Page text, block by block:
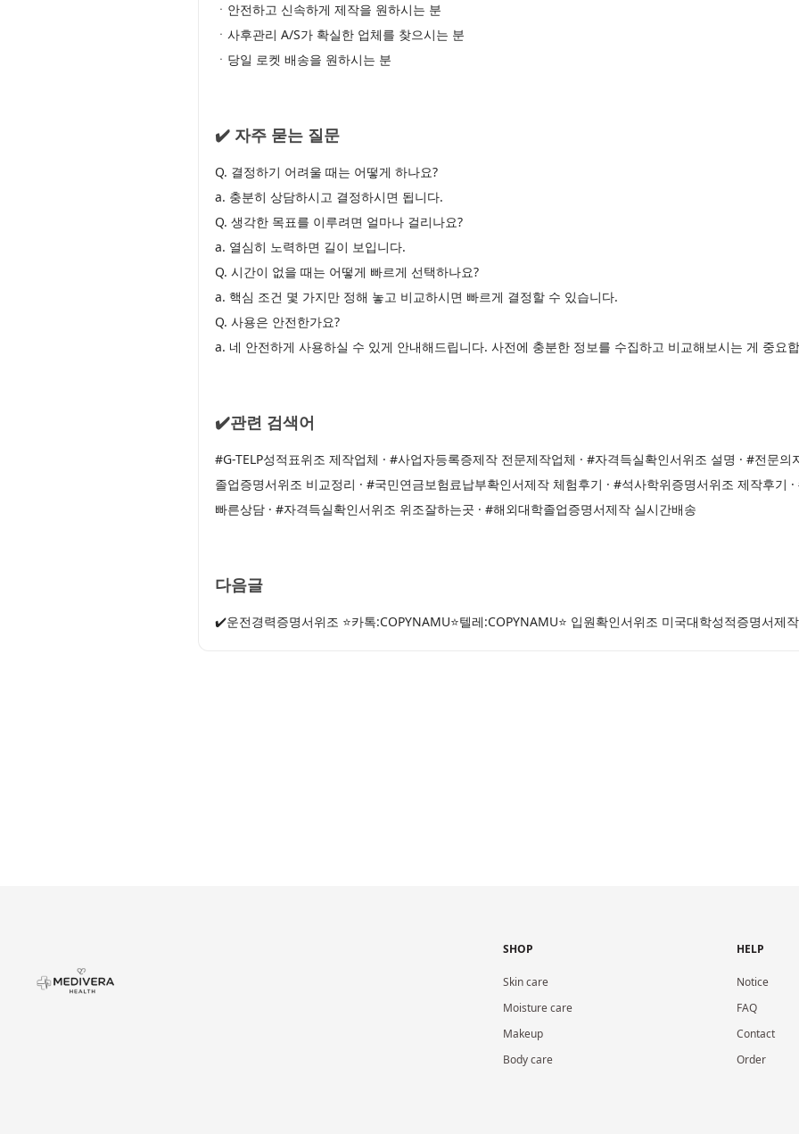
ㆍ안전하고 신속하게 제작을 원하시는 분
ㆍ사후관리 A/S가 확실한 업체를 찾으시는 분
ㆍ당일 로켓 배송을 원하시는 분
✔️ 자주 묻는 질문
Q. 결정하기 어려울 때는 어떻게 하나요?
a. 충분히 상담하시고 결정하시면 됩니다.
Q. 생각한 목표를 이루려면 얼마나 걸리나요?
a. 열심히 노력하면 길이 보입니다.
Q. 시간이 없을 때는 어떻게 빠르게 선택하나요?
a. 핵심 조건 몇 가지만 정해 놓고 비교하시면 빠르게 결정할 수 있습니다.
Q. 사용은 안전한가요?
a. 네 안전하게 사용하실 수 있게 안내해드립니다. 사전에 충분한 정보를 수집하고 비교해보시는 게 중요
✔️관련 검색어
#G-TELP성적표위조 제작업체 · #사업자등록증제작 전문제작업체 · #자격득실확인서위조 설명 · #전문
졸업증명서위조 비교정리 · #국민연금보험료납부확인서제작 체험후기 · #석사학위증명서위조 제작후기
빠른상담 · #자격득실확인서위조 위조잘하는곳 · #해외대학졸업증명서제작 실시간배송
다음글
✔️운전경력증명서위조 ⭐카톡:COPYNAMU⭐텔레:COPYNAMU⭐ 입원확인서위조 미국대학성적증명서제작
SHOP
Skin care
Moisture care
Makeup
Body care
HELP
Notice
FAQ
Contact
Order